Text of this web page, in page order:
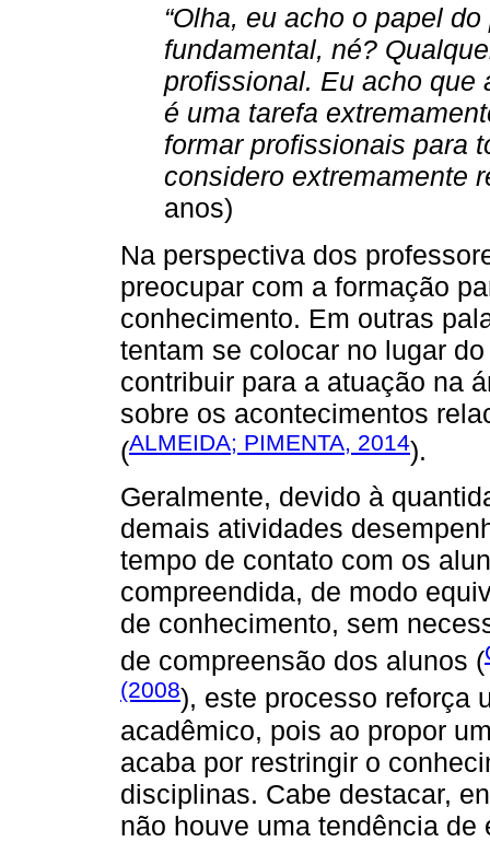
“Olha, eu acho o papel
fundamental, né?
profissional. Eu acho que
é uma tarefa
formar profissionais para
considero extremamente
anos)
Na perspectiva dos
preocupar com a formação
conhecimento. Em outras
tentam se colocar no lugar
contribuir para a atuação na
sobre os acontecimentos
(ALMEIDA; PIMENTA, 2014).
Geralmente, devido à
demais atividades
tempo de contato com os
compreendida, de modo
de conhecimento, sem
de compreensão dos alunos (
(2008), este processo reforça
acadêmico, pois ao propor
acaba por restringir o
disciplinas. Cabe destacar,
não houve uma tendência